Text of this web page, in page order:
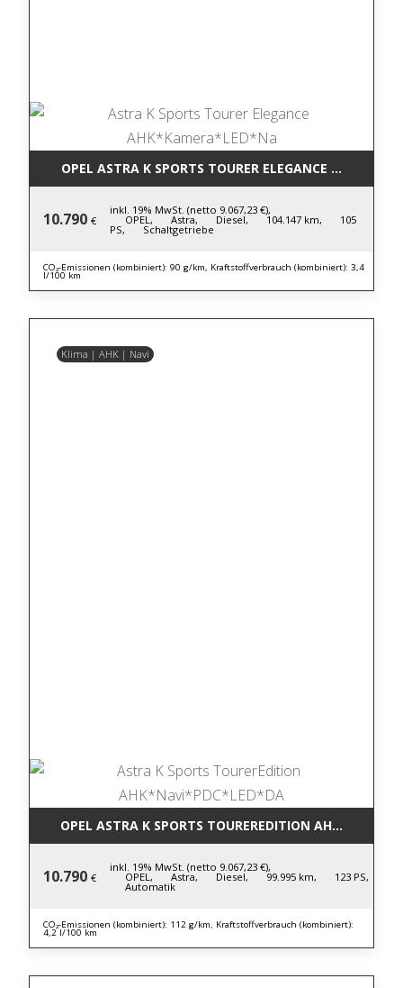
OPEL ASTRA K SPORTS TOURER ELEGANCE
10.790 €
inkl. 19% MwSt. (netto 9.067,23 €),
OPEL, Astra, Diesel, 104.147 km, 105
PS, Schaltgetriebe
CO₂-Emissionen (kombiniert): 90 g/km, Kraftstoffverbrauch (kombiniert): 3,4
l/100 km
Klima | AHK | Navi
OPEL ASTRA K SPORTS TOUREREDITION
10.790 €
inkl. 19% MwSt. (netto 9.067,23 €),
OPEL, Astra, Diesel, 99.995 km, 123 PS,
Automatik
CO₂-Emissionen (kombiniert): 112 g/km, Kraftstoffverbrauch (kombiniert):
4,2 l/100 km